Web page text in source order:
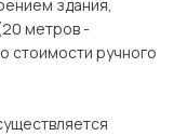
здания,
метров -
стоимости ручного